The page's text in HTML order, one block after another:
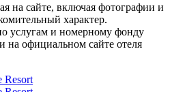
на сайте, включая фотографии и
характер.
услугам и номерному фонду
на официальном сайте отеля